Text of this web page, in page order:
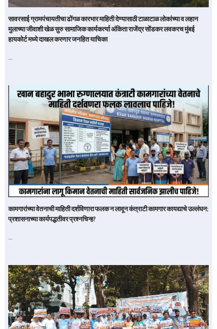
सावरसाई ग्रामपंचायतीचा ढोंगळ कारभार माहिती देण्यासाठी टाळाटाळ लोकांच्या व लहान
मुलाच्या जीवाशी खेळ सुरु सामाजिक कार्यकर्त्या अंकिता राजेंद्र सोंडकर लवकरच मुंबई
हायकोर्ट मध्ये दाखल करणार जनहित याचिका
…
कामगारांच्या वेतनाची माहिती दर्शविणारा फलक न लावून कंत्राटी कामगार कायद्याचे उल्लंघन;
प्रशासनाच्या कार्यपद्धतीवर प्रश्नचिन्ह?
…